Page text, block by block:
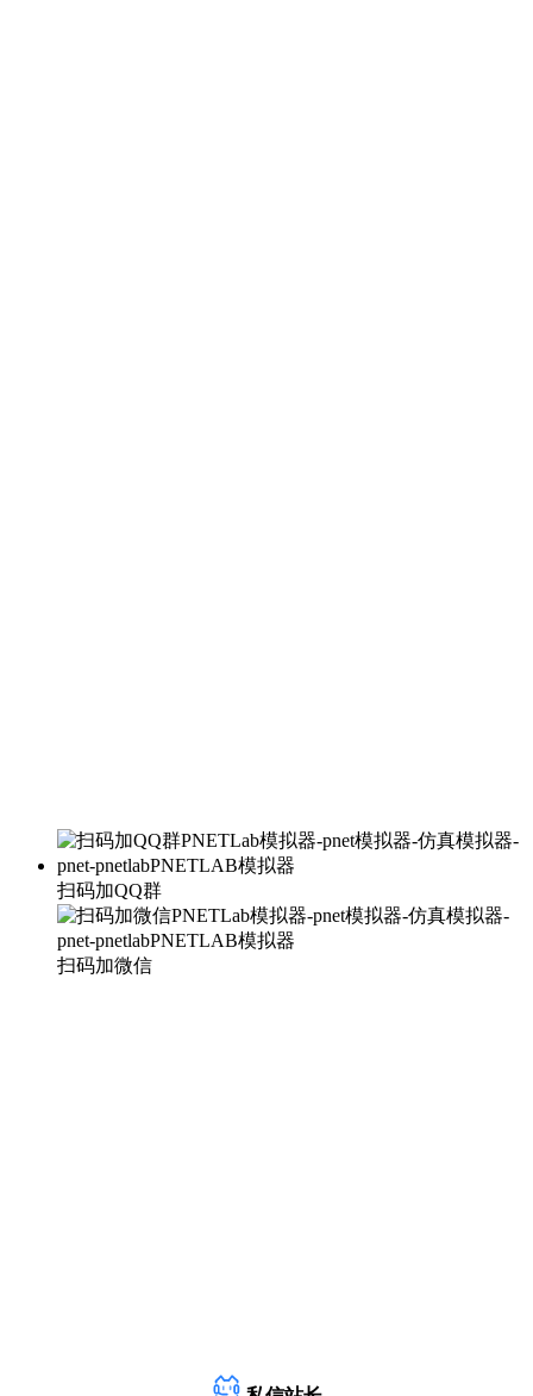
扫码加QQ群
扫码加微信